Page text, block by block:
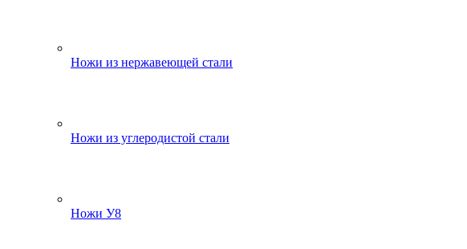
Ножи из нержавеющей стали
Ножи из углеродистой стали
Ножи У8